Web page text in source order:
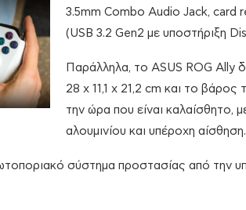
3.5mm Combo Audio Jack, card
(USB 3.2 Gen2 με υποστήριξη
Παράλληλα, το ASUS ROG Ally
28 x 11,1 x 21,2 cm και το βάρος
την ώρα που είναι καλαίσθητο,
αλουμινίου και υπέροχη αίσθηση.
σύστημα προστασίας από την